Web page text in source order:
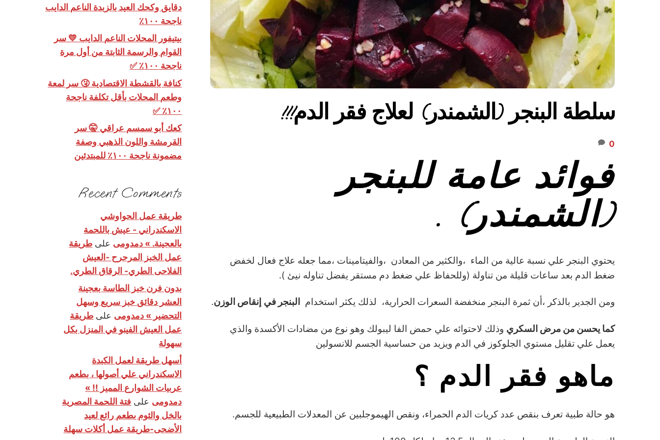
سلطة البنجر (الشمندر) لعلاج فقر الدم!!!
0
فوائد عامة للبنجر
(الشمندر) .
يحتوي البنجر علي نسبة عالية من الماء ،والكثير من المعادن ،والفيتامينات ،مما جعله علاج فعال لخفض
ضغط الدم بعد ساعات قليلة من تناولة (وللحفاظ علي ضغط دم مستقر يفضل تناوله نيئ ).
ومن الجدير بالذكر ،أن ثمرة البنجر منخفضة السعرات الحرارية، لذلك يكثر استخدام البنجر في إنقاص الوزن.
كما يحسن من مرض السكري وذلك لاحتوائه علي حمض الفا ليبولك وهو نوع من مضادات الأكسدة والذي
يعمل علي تقليل مستوي الجلوكوز في الدم ويزيد من حساسية الجسم للانسولين
ماهو فقر الدم ؟
هو حالة طبية تعرف بنقص عدد كريات الدم الحمراء، ونقص الهيموجلبين عن المعدلات الطبيعية للجسم.
دقايق وكحك العيد بالزبدة الناعم الدايب
ناجحة ١٠٠٪
بيتيفور المحلات الناعم الدايب 💛 سر
القوام والرسمة الثابتة من أول مرة
ناجحة ١٠٠٪ ✅
كنافة بالقشطة الاقتصادية 🤧 سر لمعة
وطعم المحلات بأقل تكلفة ناجحة
١٠٠٪ ✅
كعك أبو سمسم عراقي 🤫 سر
القرمشة واللون الذهبي وصفة
مضمونة ناجحة ١٠٠٪ للمبتدئين
Recent Comments
طريقة عمل الحواوشي
الاسكندراني - عيش باللحمة
بالعجينة. » دمدومى على طريقة
عمل الخبز المرحرح -العيش
الفلاحى الطري- الرقاق الطري.
بدون فرن خبز الطاسة بعجينة
العشر دقائق خبز سريع وسهل
التحضير » دمدومى على طريقة
عمل العيش الفينو في المنزل بكل
سهولة
أسهل طريقة لعمل الكبدة
الاسكندراني علي أصولها ، بطعم
عربيات الشوارع المميز !! »
دمدومى على فتة اللحمة المصرية
بالخل والثوم بطعم رائع لعيد
الأضحى-طريقة عمل أكلات سهلة